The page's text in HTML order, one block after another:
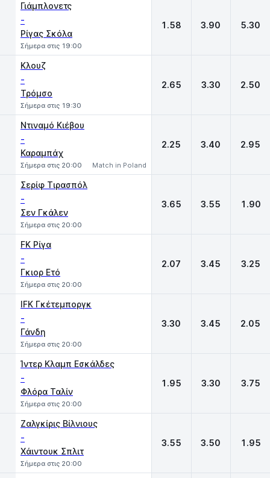
Γιάμπλονετς
-
Ρίγας Σκόλα
Σήμερα στις 19:00
1.58 3.90 5.30
Κλουζ
-
Τρόμσο
Σήμερα στις 19:30
2.65 3.30 2.50
Ντιναμό Κιέβου
-
Καραμπάχ
Σήμερα στις 20:00 Match in Poland
2.25 3.40 2.95
Σερίφ Τιρασπόλ
-
Σεν Γκάλεν
Σήμερα στις 20:00
3.65 3.55 1.90
FK Ρίγα
-
Γκιορ Ετό
Σήμερα στις 20:00
2.07 3.45 3.25
IFK Γκέτεμποργκ
-
Γάνδη
Σήμερα στις 20:00
3.30 3.45 2.05
Ίντερ Κλαμπ Εσκάλδες
-
Φλόρα Ταλίν
Σήμερα στις 20:00
1.95 3.30 3.75
Ζαλγκίρις Βίλνιους
-
Χάιντουκ Σπλιτ
Σήμερα στις 20:00
3.55 3.50 1.95